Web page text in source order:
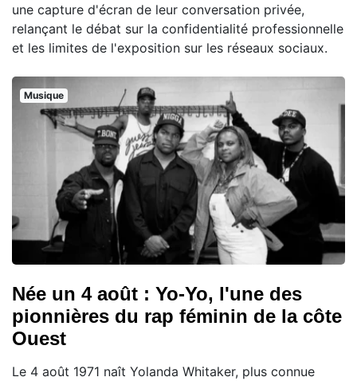
une capture d'écran de leur conversation privée,
relançant le débat sur la confidentialité professionnelle
et les limites de l'exposition sur les réseaux sociaux.
Musique
Née un 4 août : Yo-Yo, l'une des
pionnières du rap féminin de la côte
Ouest
Le 4 août 1971 naît Yolanda Whitaker, plus connue